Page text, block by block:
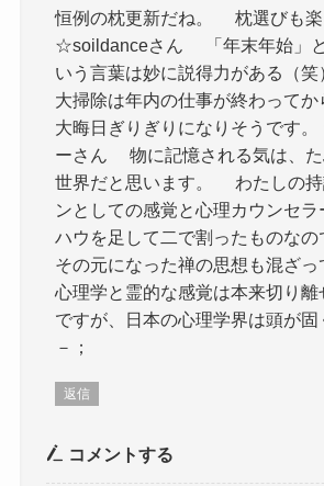
恒例の枕更新だね。 枕選びも楽
☆soildanceさん 「年末年始」
いう言葉は妙に説得力がある（
大掃除は年内の仕事が終わって
大晦日ぎりぎりになりそうです
ーさん 物に記憶される気は、た
世界だと思います。 わたしの持
ンとしての感覚と心理カウンセラ
ハウを足して二で割ったものなの
その元になった禅の思想も混ざ
心理学と霊的な感覚は本来切り離
ですが、日本の心理学界は頭が固
－；
返信
コメントする